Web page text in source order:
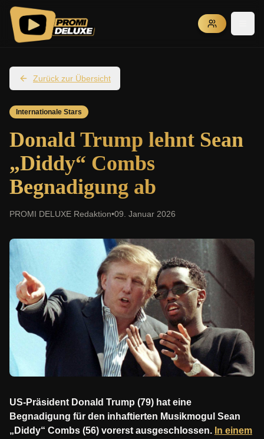
Zurück zur Übersicht
Internationale Stars
Donald Trump lehnt Sean
„Diddy“ Combs
Begnadigung ab
PROMI DELUXE Redaktion•09. Januar 2026
US-Präsident Donald Trump (79) hat eine
Begnadigung für den inhaftierten Musikmogul Sean
„Diddy“ Combs (56) vorerst ausgeschlossen. In einem